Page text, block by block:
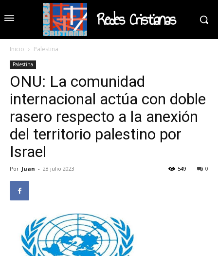
Redes Cristianas
Inicio Palestina
Palestina
ONU: La comunidad
internacional actúa con doble
rasero respecto a la anexión
del territorio palestino por
Israel
Por Juan - 28 julio 2023 0
549